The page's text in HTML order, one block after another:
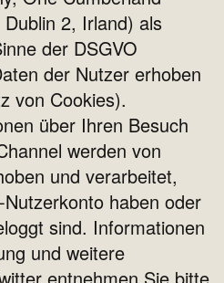
2, Irland) als
der DSGVO
der Nutzer erhoben
von Cookies).
über Ihren Besuch
werden von
und verarbeitet,
haben oder
sind. Informationen
und weitere